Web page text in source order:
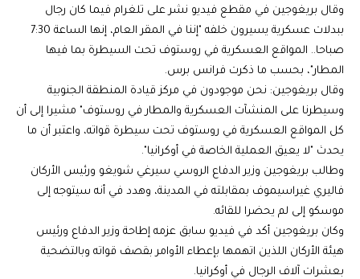
وقال بريغوجين في مقطع فيديو نشر على تلغرام فيما كان رجال
ببدلات عسكرية يسيرون خلفه "إننا في المقر العام، إنها الساعة 7:30
صباحا.. المواقع العسكرية في روستوف تحت السيطرة بما فيها
المطار"، بحسب ما ذكرت فرانس برس.
وقال بريغوجين: نحن موجودون في مركز قيادة المنطقة الجنوبية
وسيطرنا على المنشآت العسكرية والمطار في روستوف" مشيرا إلى أن
كل المواقع العسكرية في روستوف تحت سيطرة قواته، واعتبر أن ما
يحدث "لا يعيق العملية الخاصة في أوكرانيا".
وطالب بريغوجين وزير الدفاع الروسي سيرغي شويغو ورئيس الأركان
فاليري غيراسيموف بمقابلته في المدينة، وهدد في أنه سيتوجه إلى
موسكو إلى لم يحضرا للقائه.
وكان بريغوجين أكد في فيديو سابق عزمه إطاحة وزير الدفاع ورئيس
هيئة الأركان اللذين اتهمها بإعطاء الأوامر بقصف قواته وبالتضحية
بعشرات آلاف الرجال في أوكرانيا.